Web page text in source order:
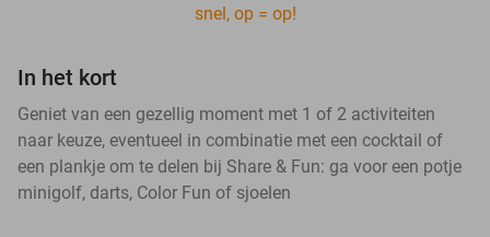
snel, op = op!
In het kort
Geniet van een gezellig moment met 1 of 2 activiteiten
naar keuze, eventueel in combinatie met een cocktail of
een plankje om te delen bij Share & Fun: ga voor een potje
minigolf, darts, Color Fun of sjoelen